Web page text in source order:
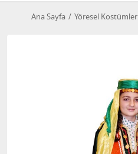
Ana Sayfa Yöresel Kostümler